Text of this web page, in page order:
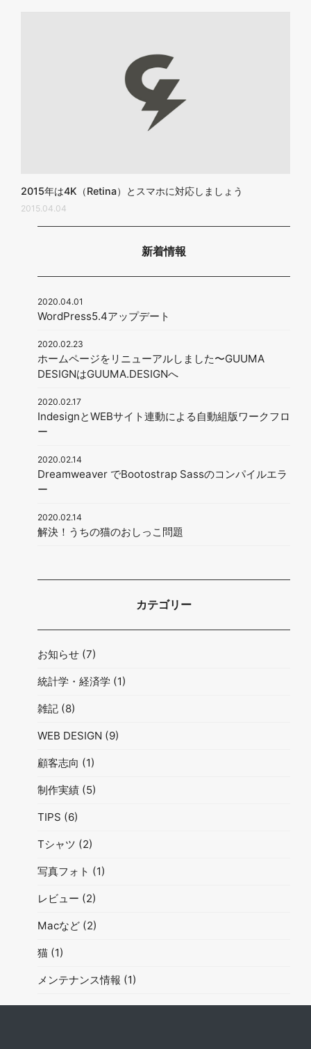
2015年は4K（Retina）とスマホに対応しましょう
2015.04.04
新着情報
2020.04.01
WordPress5.4アップデート
2020.02.23
ホームページをリニューアルしました〜GUUMA
DESIGNはGUUMA.DESIGNへ
2020.02.17
IndesignとWEBサイト連動による自動組版ワークフロ
ー
2020.02.14
Dreamweaver でBootostrap Sassのコンパイルエラ
ー
2020.02.14
解決！うちの猫のおしっこ問題
カテゴリー
お知らせ (7)
統計学・経済学 (1)
雑記 (8)
WEB DESIGN (9)
顧客志向 (1)
制作実績 (5)
TIPS (6)
Tシャツ (2)
写真フォト (1)
レビュー (2)
Macなど (2)
猫 (1)
メンテナンス情報 (1)